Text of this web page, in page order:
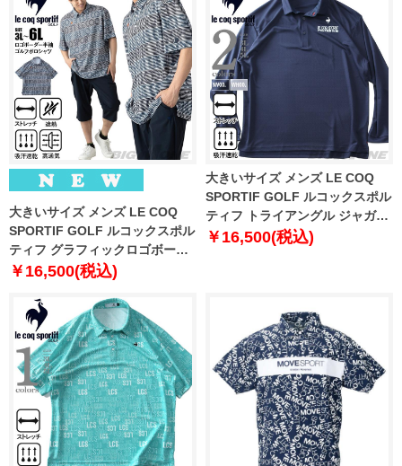
大きいサイズ メンズ LE COQ
SPORTIF GOLF ルコックスポル
ティフ グラフィックロゴボーダ
ー 半袖 ゴルフ ポロシャツ スト
気 春夏新作 lg6shsb3m 【fre】
￥16,500(税込)
大きいサイズ メンズ LE COQ
SPORTIF GOLF ルコックスポル
ティフ トライアングル ジャガー
ド 長袖 ポロシャツ ゴルフウェア
￥16,500(税込)